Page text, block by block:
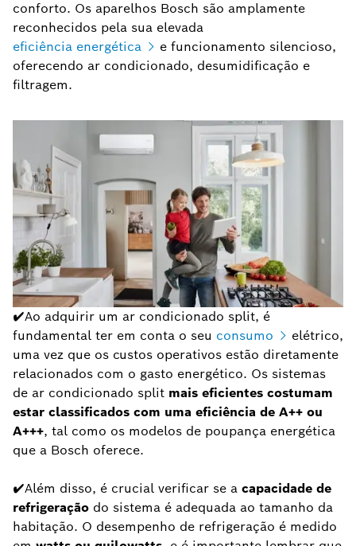
conforto. Os aparelhos Bosch são amplamente
reconhecidos pela sua elevada
eficiência energética
e funcionamento silencioso,
oferecendo ar condicionado, desumidificação e
filtragem.
✔Ao adquirir um ar condicionado split, é
fundamental ter em conta o seu consumo
elétrico,
uma vez que os custos operativos estão diretamente
relacionados com o gasto energético. Os sistemas
de ar condicionado split mais eficientes costumam
estar classificados com uma eficiência de A++ ou
A+++, tal como os modelos de poupança energética
que a Bosch oferece.
✔Além disso, é crucial verificar se a capacidade de
refrigeração do sistema é adequada ao tamanho da
habitação. O desempenho de refrigeração é medido